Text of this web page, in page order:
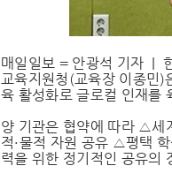
매일일보 = 안광석 기자 |
교육지원청(교육장 이종민)
육 활성화로 글로컬 인재를
양 기관은 협약에 따라 △세
적·물적 자원 공유 △평택
력을 위한 정기적인 공유의